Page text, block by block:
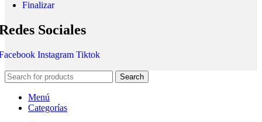
Finalizar
Sociales
Instagram Tiktok
Search
Menú
Categorías